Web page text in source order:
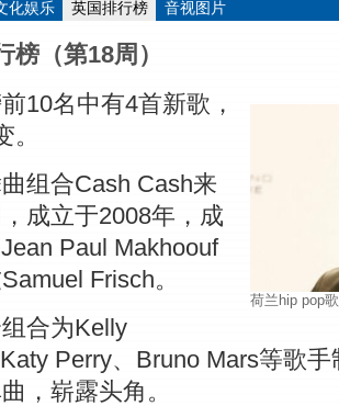
化娱乐 英国排行榜 音视图片
（第18周）
荷兰hip pop
10名中有4首新歌，
组合Cash Cash来
成立于2008年，成
Paul Makhoouf
Frisch。
合为Kelly
Perry、Bruno Mars等歌手
，崭露头角。